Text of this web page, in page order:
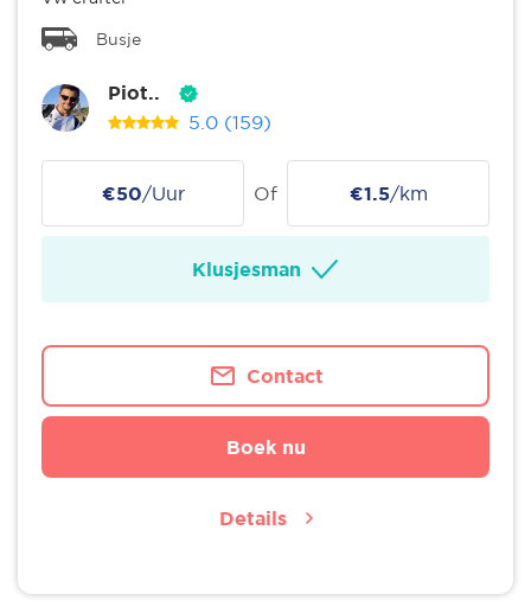
Busje
Piot..
5.0 (159)
€50/Uur Of €1.5/km
Klusjesman
Contact
Boek nu
Details